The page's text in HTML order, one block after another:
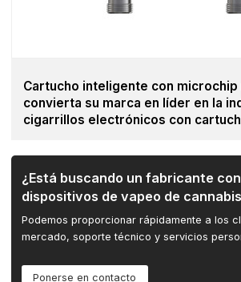
Cartucho inteligente con
convierta su marca en líder en la
cigarrillos electrónicos con
¿Está buscando un fabricante
dispositivos de vapeo de
Podemos proporcionar rápidamente a los
mercado, soporte técnico y servicios
Ponerse en contacto